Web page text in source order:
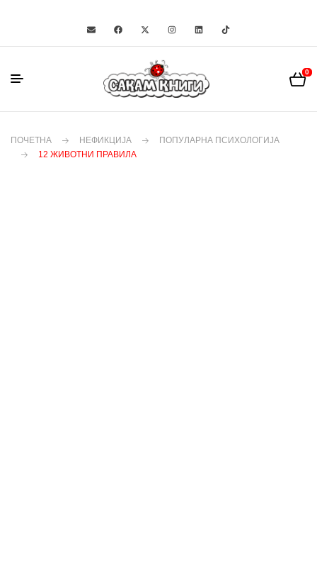
0
ПОЧЕТНА НЕФИКЦИЈА
ПОПУЛАРНА ПСИХОЛОГИЈА
12 ЖИВОТНИ ПРАВИЛА